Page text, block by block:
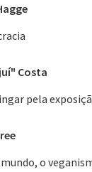
Costa
pela
o